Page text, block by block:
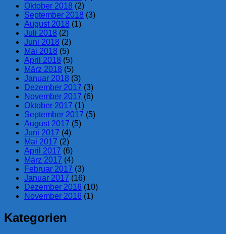
Oktober 2018 (2)
September 2018 (3)
August 2018 (1)
Juli 2018 (2)
Juni 2018 (2)
Mai 2018 (5)
April 2018 (5)
März 2018 (5)
Januar 2018 (3)
Dezember 2017 (3)
November 2017 (6)
Oktober 2017 (1)
September 2017 (5)
August 2017 (5)
Juni 2017 (4)
Mai 2017 (2)
April 2017 (6)
März 2017 (4)
Februar 2017 (3)
Januar 2017 (16)
Dezember 2016 (10)
November 2016 (1)
Kategorien